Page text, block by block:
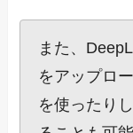
また、
をアップロ
を使ったり